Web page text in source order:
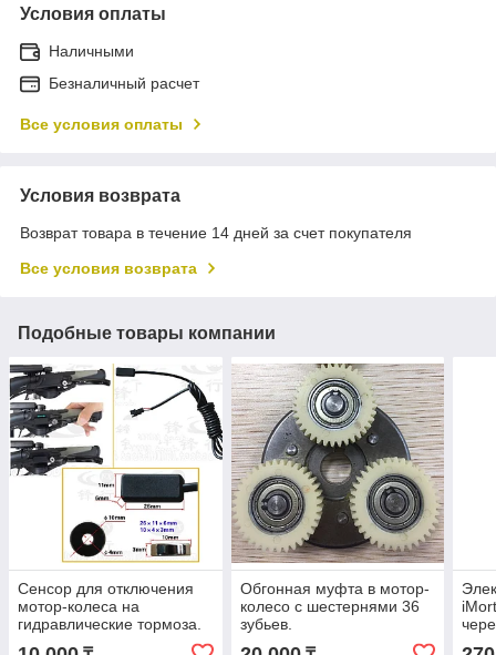
Условия оплаты
Наличными
Безналичный расчет
Все условия оплаты
Условия возврата
Возврат товара в течение 14 дней за счет покупателя
Все условия возврата
Подобные товары компании
Сенсор для отключения
мотор-колеса на
гидравлические тормоза.
(комплект 2 шт.)
Обгонная муфта в мотор-
колесо c шестернями 36
зубьев.